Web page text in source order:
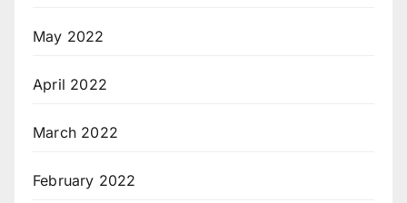
May 2022
April 2022
March 2022
February 2022